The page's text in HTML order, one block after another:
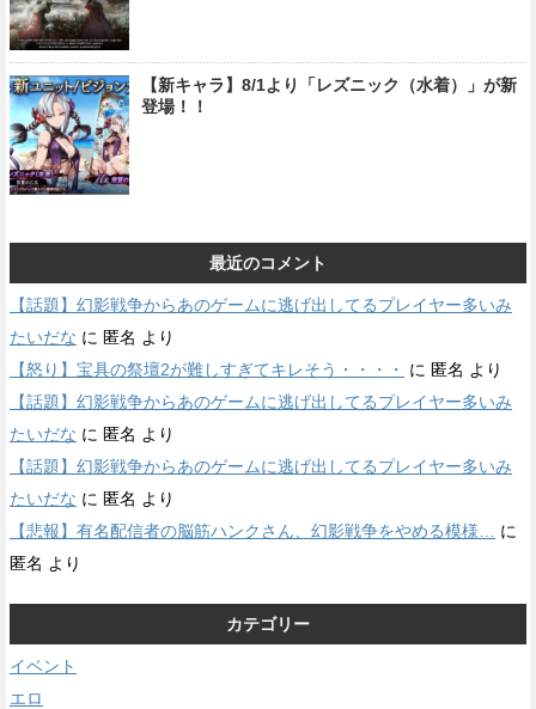
【新キャラ】8/1より「レズニック（水着）」が新
登場！！
最近のコメント
【話題】幻影戦争からあのゲームに逃げ出してるプレイヤー多いみ
たいだな に 匿名 より
【怒り】宝具の祭壇2が難しすぎてキレそう・・・・
に 匿名 より
【話題】幻影戦争からあのゲームに逃げ出してるプレイヤー多いみ
たいだな に 匿名 より
【話題】幻影戦争からあのゲームに逃げ出してるプレイヤー多いみ
たいだな に 匿名 より
【悲報】有名配信者の脳筋ハンクさん、幻影戦争をやめる模様…
に
匿名 より
カテゴリー
イベント
エロ